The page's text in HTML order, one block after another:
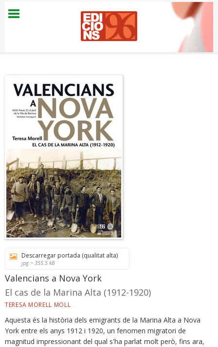
Descarregar portada (qualitat alta)
jpg ~ 355.5 kB
Valencians a Nova York
El cas de la Marina Alta (1912-1920)
TERESA MORELL MOLL
Aquesta és la història dels emigrants de la Marina Alta a Nova
York entre els anys 1912 i 1920, un fenomen migratori de
magnitud impressionant del qual s'ha parlat molt però, fins ara,